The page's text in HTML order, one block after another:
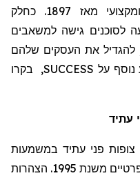
1897. כחלק
לסוכנים גישה למשאבים
להגדיל את העסקים שלהם
נוסף על SUCCESS, בקרו
עתיד
צופות פני עתיד במשמעות
ניירות ערך פרטיים משנת 1995. הצהרות